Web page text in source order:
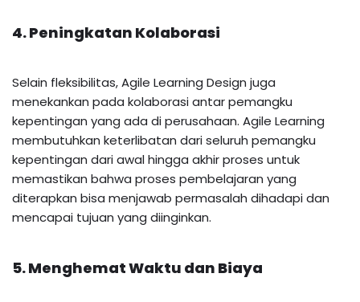
4. Peningkatan Kolaborasi
Selain fleksibilitas, Agile Learning Design juga
menekankan pada kolaborasi antar pemangku
kepentingan yang ada di perusahaan. Agile Learning
membutuhkan keterlibatan dari seluruh pemangku
kepentingan dari awal hingga akhir proses untuk
memastikan bahwa proses pembelajaran yang
diterapkan bisa menjawab permasalah dihadapi dan
mencapai tujuan yang diinginkan.
5. Menghemat Waktu dan Biaya